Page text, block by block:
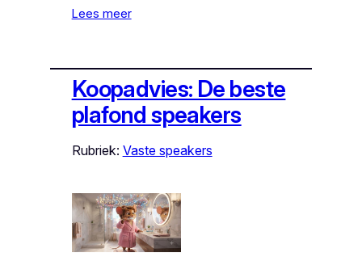
Lees meer
Koopadvies: De beste
plafond speakers
Rubriek: Vaste speakers